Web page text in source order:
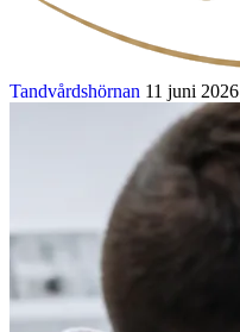
Tandvårdshörnan 11 juni 2026